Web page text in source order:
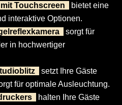
Touchscreen
bietet eine
interaktive Optionen.
sorgt für
in hochwertiger
setzt Ihre Gäste
für optimale Ausleuchtung.
halten Ihre Gäste